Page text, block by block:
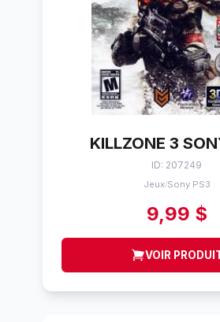
KILLZONE 3
ID: 207249
Jeux/Sony PS3
9,99 $
VOIR